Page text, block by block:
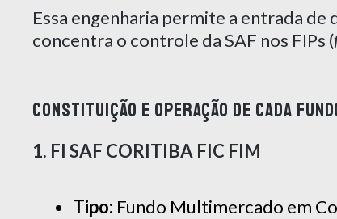
Essa engenharia permite a entrada
concentra o controle da SAF nos FIPs (
CONSTITUIÇÃO E OPERAÇÃO DE CADA
1. FI SAF CORITIBA FIC FIM
Tipo: Fundo Multimercado em